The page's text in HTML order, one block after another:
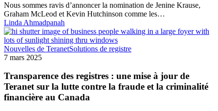
Nous sommes ravis d’annoncer la nomination de Jenine Krause,
Graham McLeod et Kevin Hutchinson comme les…
Linda Ahmadpanah
Nouvelles de TeranetSolutions de registre
7 mars 2025
Transparence des registres : une mise à jour de
Teranet sur la lutte contre la fraude et la criminalité
financière au Canada